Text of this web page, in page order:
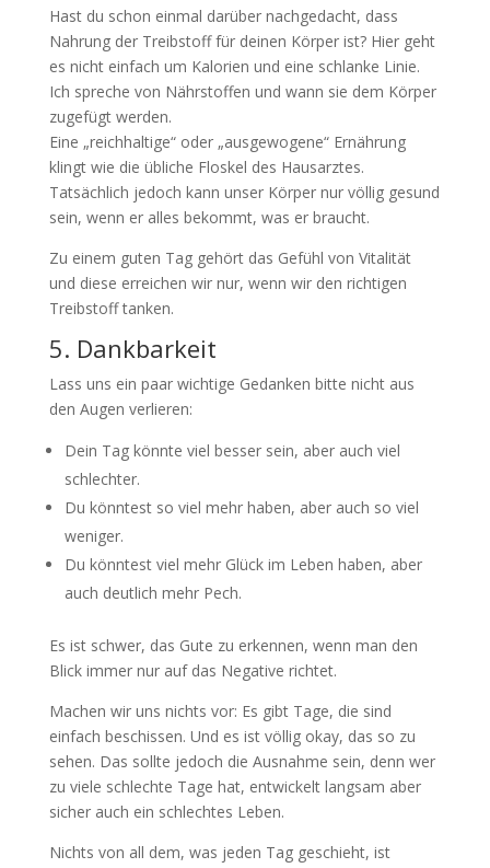
Hast du schon einmal darüber nachgedacht, dass
Nahrung der Treibstoff für deinen Körper ist? Hier geht
es nicht einfach um Kalorien und eine schlanke Linie.
Ich spreche von Nährstoffen und wann sie dem Körper
zugefügt werden.
Eine „reichhaltige“ oder „ausgewogene“ Ernährung
klingt wie die übliche Floskel des Hausarztes.
Tatsächlich jedoch kann unser Körper nur völlig gesund
sein, wenn er alles bekommt, was er braucht.
Zu einem guten Tag gehört das Gefühl von Vitalität
und diese erreichen wir nur, wenn wir den richtigen
Treibstoff tanken.
5. Dankbarkeit
Lass uns ein paar wichtige Gedanken bitte nicht aus
den Augen verlieren:
Dein Tag könnte viel besser sein, aber auch viel
schlechter.
Du könntest so viel mehr haben, aber auch so viel
weniger.
Du könntest viel mehr Glück im Leben haben, aber
auch deutlich mehr Pech.
Es ist schwer, das Gute zu erkennen, wenn man den
Blick immer nur auf das Negative richtet.
Machen wir uns nichts vor: Es gibt Tage, die sind
einfach beschissen. Und es ist völlig okay, das so zu
sehen. Das sollte jedoch die Ausnahme sein, denn wer
zu viele schlechte Tage hat, entwickelt langsam aber
sicher auch ein schlechtes Leben.
Nichts von all dem, was jeden Tag geschieht, ist